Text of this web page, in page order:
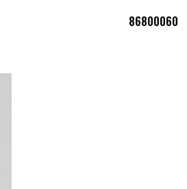
86800060